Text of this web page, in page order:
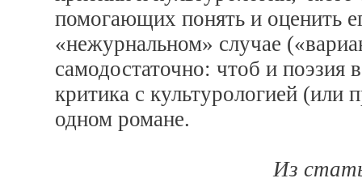
помогающих понять и оценить
«нежурнальном» случае
самодостаточно: чтоб и поэзия
критика с культурологией (или
одном романе.
Из